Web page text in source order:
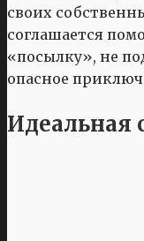
своих
соглашается
«посылку», не
опасное
Идеальная